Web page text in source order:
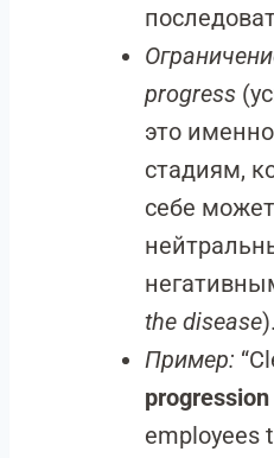
progress
это
стадиям,
себе
the disease).
Пример:
progression
employees